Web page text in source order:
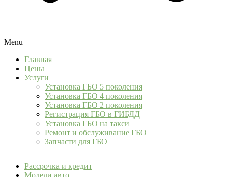
Menu
Главная
Цены
Услуги
Установка ГБО 5 поколения
Установка ГБО 4 поколения
Установка ГБО 2 поколения
Регистрация ГБО в ГИБДД
Установка ГБО на такси
Ремонт и обслуживание ГБО
Запчасти для ГБО
Рассрочка и кредит
Модели авто